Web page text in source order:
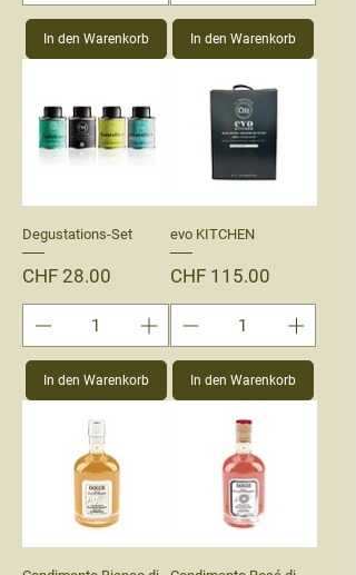
In den Warenkorb In den Warenkorb
Degustations-Set
Preis
CHF 28.00
In den Warenkorb
evo KITCHEN
Preis
CHF 115.00
In den Warenkorb